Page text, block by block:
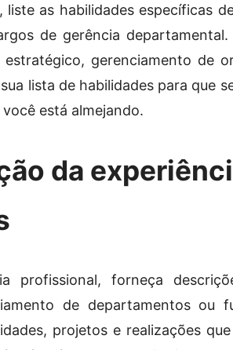
liste as habilidades específicas
de gerência
estratégico, gerenciamento de
lista de habilidades para que
está almejando.
da
profissional, forneça
de departamentos ou
projetos e realizações